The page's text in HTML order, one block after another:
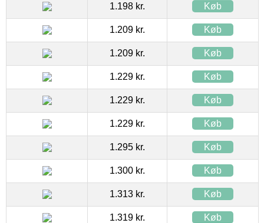
1.198 kr. Køb
1.209 kr. Køb
1.209 kr. Køb
1.229 kr. Køb
1.229 kr. Køb
1.229 kr. Køb
1.295 kr. Køb
1.300 kr. Køb
1.313 kr. Køb
1.319 kr. Køb